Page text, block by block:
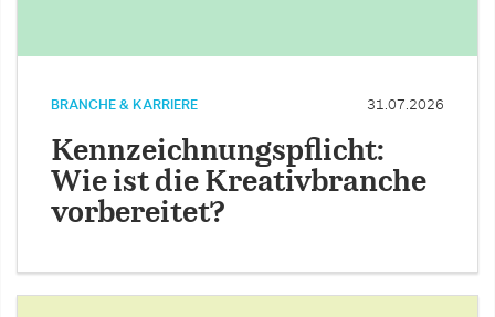
BRANCHE & KARRIERE 31.07.2026
Kennzeichnungspflicht:
Wie ist die Kreativbranche
vorbereitet?